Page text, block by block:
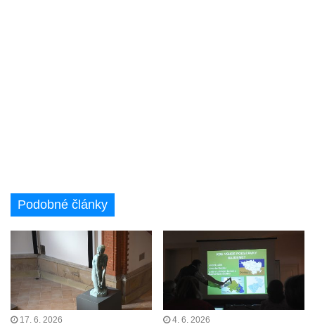
Podobné články
17. 6. 2026 4. 6. 2026